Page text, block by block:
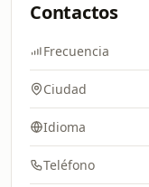
Contactos
Frecuencia
Ciudad
Idioma
Teléfono